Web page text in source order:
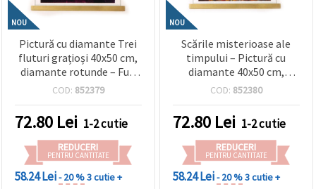
NOU
Pictură cu diamante Trei
fluturi grațioși 40x50 cm,
diamante rotunde – Full
Drill cu ramă parțială –
inspirată de natură și
decor elegant al casei
JSFH78641
COD: 852379
72.80 Lei 1-2 cutie
REDUCERI
PENTRU CANTITATE
58.24 Lei- 20 %3 cutie +
NOU
Scările misterioase ale
timpului – Pictură cu
diamante 40x50 cm,
diamante rotunde –
ramă parțială – perfectă
pentru artă fantasy și
decorațiuni creative
pentru casă JSFH79274
COD: 852380
72.80 Lei 1-2 cutie
REDUCERI
PENTRU CANTITATE
58.24 Lei- 20 %3 cutie +